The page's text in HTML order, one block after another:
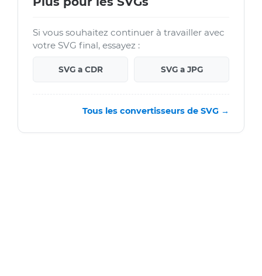
Si vous souhaitez continuer à travailler avec
votre SVG final, essayez :
SVG a CDR SVG a JPG
Tous les convertisseurs de SVG →